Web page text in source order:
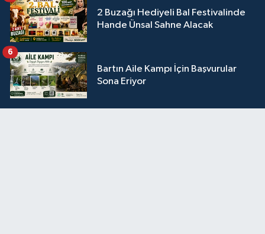
2 Buzağı Hediyeli Bal Festivalinde
Hande Ünsal Sahne Alacak
Bartın Aile Kampı İçin Başvurular
Sona Eriyor
6